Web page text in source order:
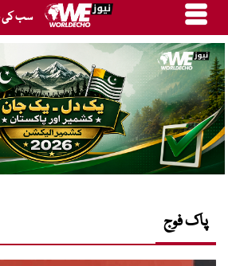
سب کی
پاک فوج